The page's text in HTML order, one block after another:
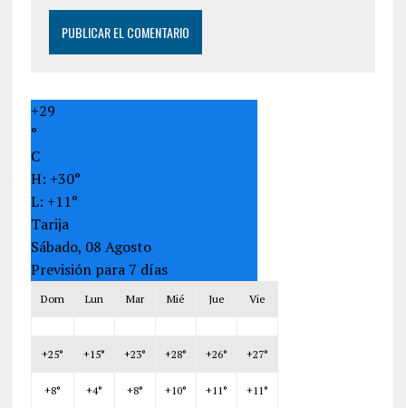
+29
°
C
H: +30°
L: +11°
Tarija
Sábado, 08 Agosto
Previsión para 7 días
Dom Lun Mar Mié Jue Vie
+25° +15° +23° +28° +26° +27°
+8° +4° +8° +10° +11° +11°